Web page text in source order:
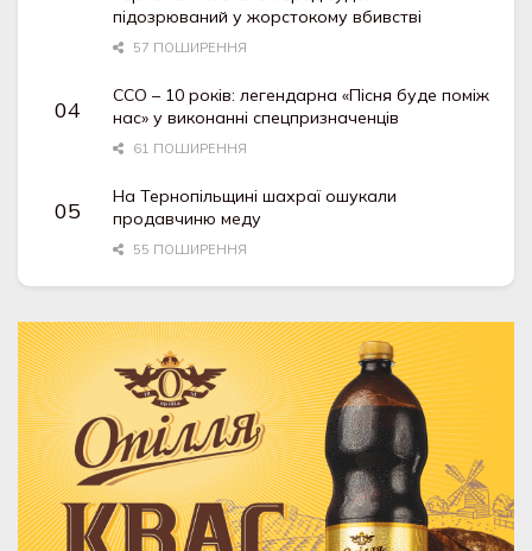
підозрюваний у жорстокому вбивстві
57 ПОШИРЕННЯ
ССО – 10 років: легендарна «Пісня буде поміж
нас» у виконанні спецпризначенців
61 ПОШИРЕННЯ
На Тернопільщині шахраї ошукали
продавчиню меду
55 ПОШИРЕННЯ